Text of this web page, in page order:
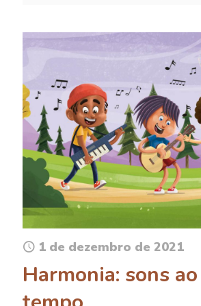
1 de dezembro de 2021
Harmonia: sons